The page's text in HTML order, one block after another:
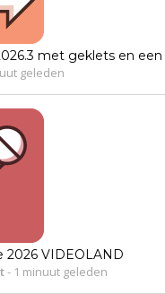
met geklets en
geleden
2026 VIDEOLAND
- 1 minuut geleden